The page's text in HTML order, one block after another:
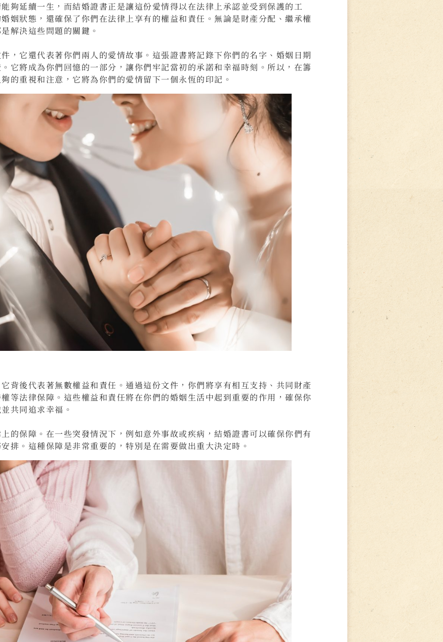
夠延續一生，而結婚證書正是讓這份愛情得以在法律上承認並受到保護的工
姻狀態，還確保了你們在法律上享有的權益和責任。無論是財產分配、繼承權
解決這些問題的關鍵。
，它還代表著你們兩人的愛情故事。這張證書將記錄下你們的名字、婚姻日期
它將成為你們回憶的一部分，讓你們牢記當初的承諾和幸福時刻。所以，在籌
的重視和注意，它將為你們的愛情留下一個永恆的印記。
背後代表著無數權益和責任。通過這份文件，你們將享有相互支持、共同財產
等法律保障。這些權益和責任將在你們的婚姻生活中起到重要的作用，確保你
共同追求幸福。
的保障。在一些突發情況下，例如意外事故或疾病，結婚證書可以確保你們有
排。這種保障是非常重要的，特別是在需要做出重大決定時。